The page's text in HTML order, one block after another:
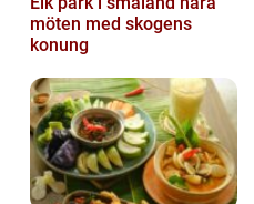
möten med skogens
konung